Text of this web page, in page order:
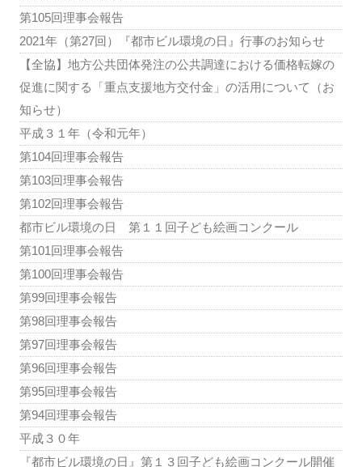
第105回理事会報告
2021年（第27回）『都市ビル環境の日』行事のお知らせ
【全協】地方公共団体発注の公共調達における価格転嫁の
促進に関する「重点支援地方交付金」の活用について（お
知らせ）
平成３１年（令和元年）
第104回理事会報告
第103回理事会報告
第102回理事会報告
都市ビル環境の日 第１１回子ども絵画コンクール
第101回理事会報告
第100回理事会報告
第99回理事会報告
第98回理事会報告
第97回理事会報告
第96回理事会報告
第95回理事会報告
第94回理事会報告
平成３０年
『都市ビル環境の日』第１３回子ども絵画コンクール開催